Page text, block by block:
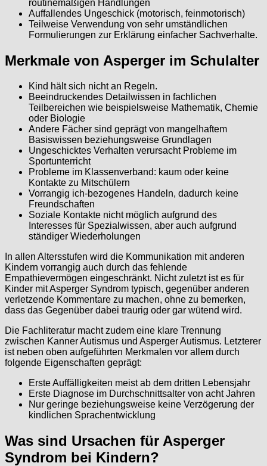
routinemäßigen Handlungen
Auffallendes Ungeschick (motorisch, feinmotorisch)
Teilweise Verwendung von sehr umständlichen
Formulierungen zur Erklärung einfacher Sachverhalte.
Merkmale von Asperger im Schulalter
Kind hält sich nicht an Regeln.
Beeindruckendes Detailwissen in fachlichen
Teilbereichen wie beispielsweise Mathematik, Chemie
oder Biologie
Andere Fächer sind geprägt von mangelhaftem
Basiswissen beziehungsweise Grundlagen
Ungeschicktes Verhalten verursacht Probleme im
Sportunterricht
Probleme im Klassenverband: kaum oder keine
Kontakte zu Mitschülern
Vorrangig ich-bezogenes Handeln, dadurch keine
Freundschaften
Soziale Kontakte nicht möglich aufgrund des
Interesses für Spezialwissen, aber auch aufgrund
ständiger Wiederholungen
In allen Altersstufen wird die Kommunikation mit anderen
Kindern vorrangig auch durch das fehlende
Empathievermögen eingeschränkt. Nicht zuletzt ist es für
Kinder mit Asperger Syndrom typisch, gegenüber anderen
verletzende Kommentare zu machen, ohne zu bemerken,
dass das Gegenüber dabei traurig oder gar wütend wird.
Die Fachliteratur macht zudem eine klare Trennung
zwischen Kanner Autismus und Asperger Autismus. Letzterer
ist neben oben aufgeführten Merkmalen vor allem durch
folgende Eigenschaften geprägt:
Erste Auffälligkeiten meist ab dem dritten Lebensjahr
Erste Diagnose im Durchschnittsalter von acht Jahren
Nur geringe beziehungsweise keine Verzögerung der
kindlichen Sprachentwicklung
Was sind Ursachen für Asperger
Syndrom bei Kindern?